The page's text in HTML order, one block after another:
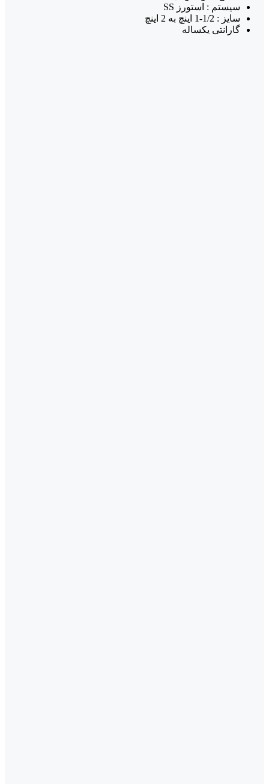
سیستم : استورز SS
سایز : 1/2-1 اینچ به 2 اینچ
گارانتی یکساله